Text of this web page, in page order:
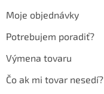
Moje objednávky
Potrebujem poradiť?
Výmena tovaru
Čo ak mi tovar nesedí?